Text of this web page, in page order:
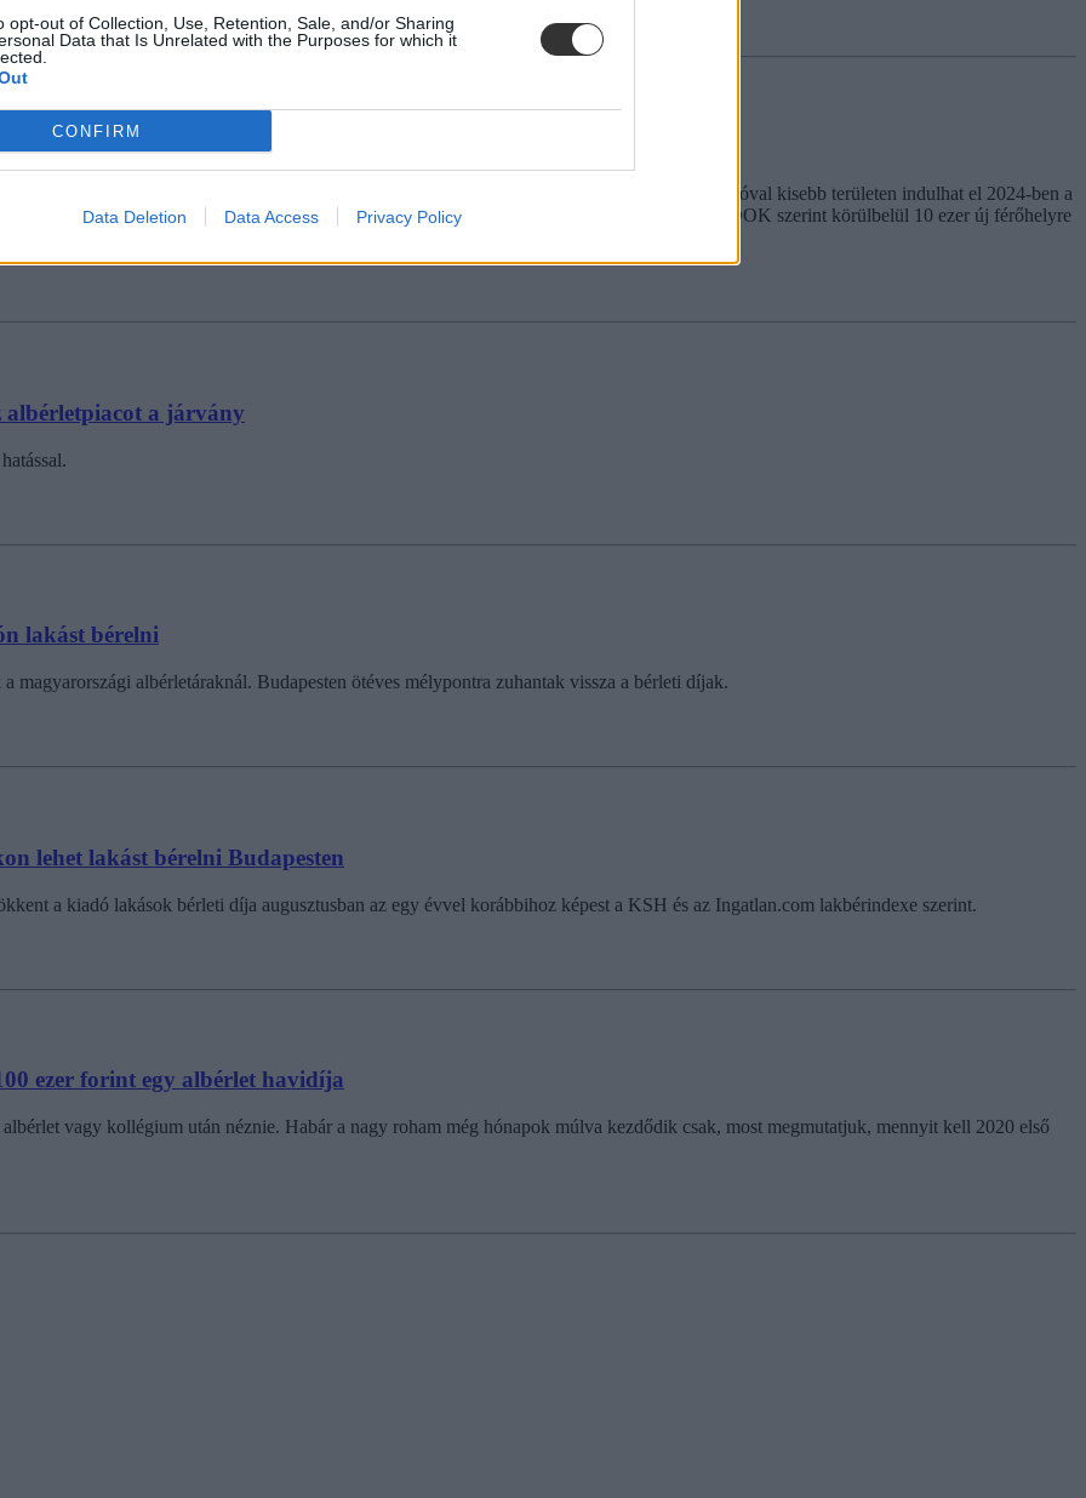
opt-out of Collection, Use, Retention, Sale, and/or Sharing
Data that Is Unrelated with the Purposes for which it
CONFIRM
Data Deletion Data Access Privacy Policy
jelentene mentőövet a Diákváros
óta küzdenek ezzel a problémával a budapesti egyetemek hallgatói. Az eredetileg tervezettnél jóval kisebb területen indulhat el 2024-ben a
ez azonban önmagában még nem oldja meg a fővárosban tanulók lakhatási problémáit. A HÖOK szerint körülbelül 10 ezer új férőhelyre
albérletpiacot a járvány
lakást bérelni
magyarországi albérletáraknál. Budapesten ötéves mélypontra zuhantak vissza a bérleti díjak.
lehet lakást bérelni Budapesten
a kiadó lakások bérleti díja augusztusban az egy évvel korábbihoz képest a KSH és az Ingatlan.com lakbérindexe szerint.
ezer forint egy albérlet havidíja
vagy kollégium után néznie. Habár a nagy roham még hónapok múlva kezdődik csak, most megmutatjuk, mennyit kell 2020 első